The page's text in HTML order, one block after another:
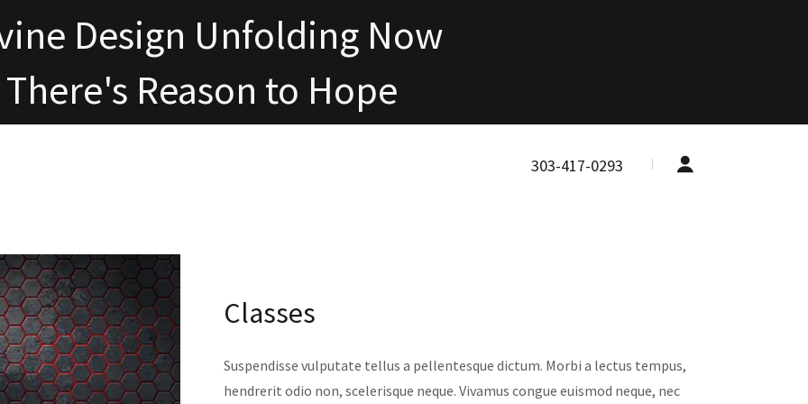
Design Unfolding Now
There's Reason to Hope
303-417-0293
Classes
Suspendisse vulputate tellus a pellentesque dictum. Morbi a lectus tempus,
hendrerit odio non, scelerisque neque. Vivamus congue euismod neque, nec